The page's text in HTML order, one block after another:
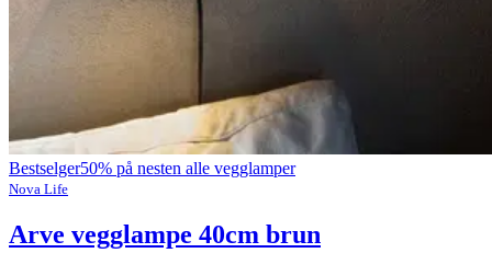
Bestselger50% på nesten alle vegglamper
Nova Life
Arve vegglampe 40cm brun